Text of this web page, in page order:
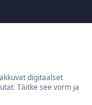
digitaalset
Täitke see vorm ja